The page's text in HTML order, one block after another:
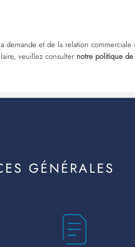
et de la relation
veuillez consulter notre politique
GÉNÉRALES